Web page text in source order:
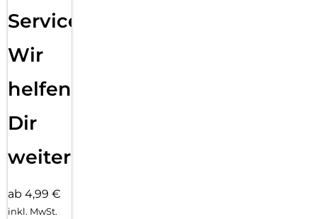
Service:
Wir
helfen
Dir
weiter
ab 4,99 €
inkl. MwSt.